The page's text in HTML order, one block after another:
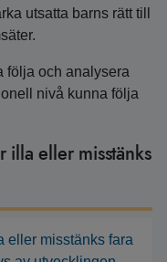
utsatta barns rätt till
följa och analysera
nivå kunna följa
illa eller misstänks
eller misstänks fara